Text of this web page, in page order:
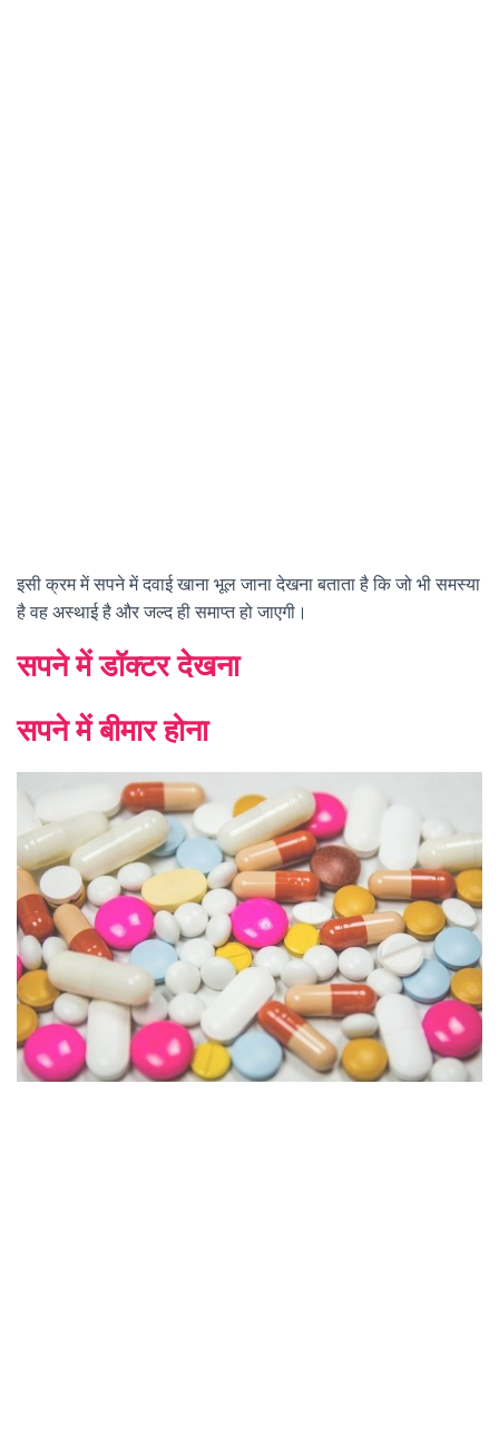
इसी क्रम में सपने में दवाई खाना भूल जाना देखना बताता है कि जो भी समस्या
है वह अस्थाई है और जल्द ही समाप्त हो जाएगी।
सपने में डॉक्टर देखना
सपने में बीमार होना